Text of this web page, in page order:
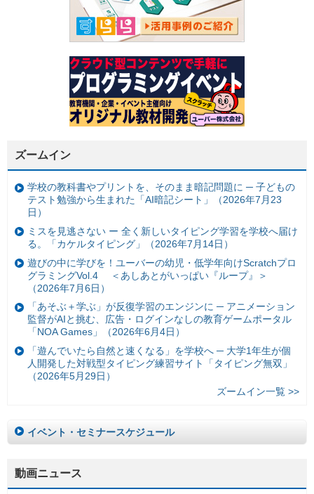
ズームイン
学校の教科書やプリントを、そのまま暗記問題に ─ 子どもの
テスト勉強から生まれた「AI暗記シート」（2026年7月23
日）
ミスを見逃さない ー 全く新しいタイピング学習を学校へ届け
る。「カケルタイピング」（2026年7月14日）
遊びの中に学びを！ユーバーの幼児・低学年向けScratchプロ
グラミングVol.4 ＜あしあとがいっぱい『ループ』＞
（2026年7月6日）
「あそぶ＋学ぶ」が反復学習のエンジンに ─ アニメーション
監督がAIと挑む、広告・ログインなしの教育ゲームポータル
「NOA Games」（2026年6月4日）
「遊んでいたら自然と速くなる」を学校へ ─ 大学1年生が個
人開発した対戦型タイピング練習サイト「タイピング無双」
（2026年5月29日）
ズームイン一覧 >>
イベント・セミナースケジュール
動画ニュース